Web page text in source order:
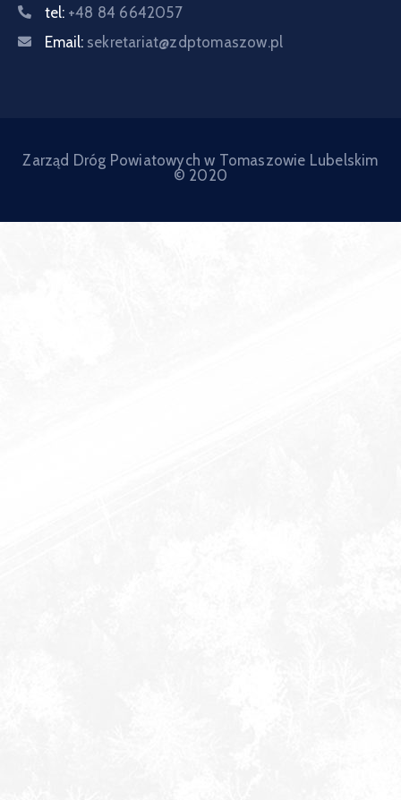
tel: +48 84 6642057
Email: sekretariat@zdptomaszow.pl
Zarząd Dróg Powiatowych w Tomaszowie Lubelskim
© 2020